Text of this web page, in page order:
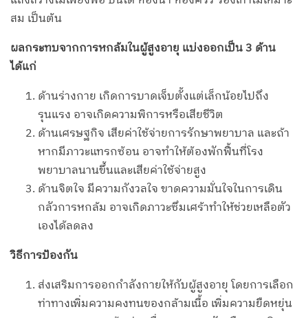
สม เป็นต้น
ผลกระทบจากการหกล้มในผู้สูงอายุ แบ่งออกเป็น 3 ด้าน
ได้แก่
ด้านร่างกาย เกิดการบาดเจ็บตั้งแต่เล็กน้อยไปถึง
รุนแรง อาจเกิดความพิการหรือเสียชีวิต
ด้านเศรษฐกิจ เสียค่าใช้จ่ายการรักษาพยาบาล และถ้า
หากมีภาวะแทรกซ้อน อาจทำให้ต้องพักฟื้นที่โรง
พยาบาลนานขึ้นและเสียค่าใช้จ่ายสูง
ด้านจิตใจ มีความกังวลใจ ขาดความมั่นใจในการเดิน
กลัวการหกล้ม อาจเกิดภาวะซึมเศร้าทำให้ช่วยเหลือตัว
เองได้ลดลง
วิธีการป้องกัน
ส่งเสริมการออกกำลังกายให้กับผู้สูงอายุ โดยการเลือก
ท่าทางเพิ่มความคงทนของกล้ามเนื้อ เพิ่มความยืดหยุ่น